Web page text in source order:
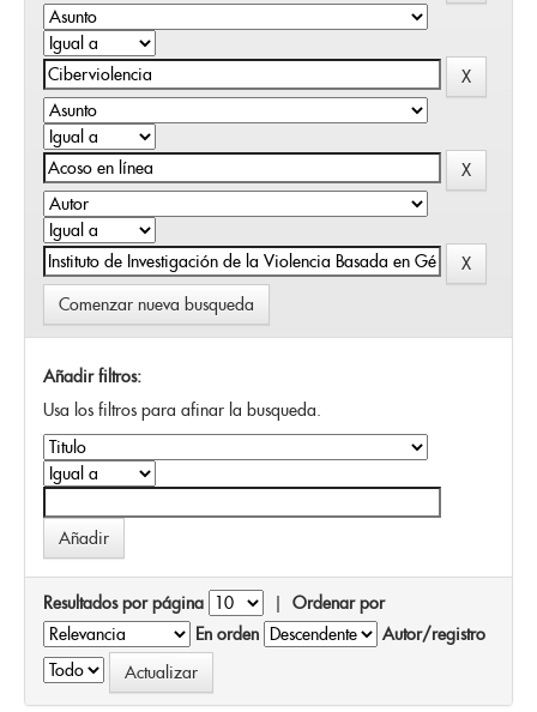
Comenzar nueva busqueda
Añadir filtros:
Usa los filtros para afinar la busqueda.
Resultados por página | Ordenar por
En orden
Autor/registro